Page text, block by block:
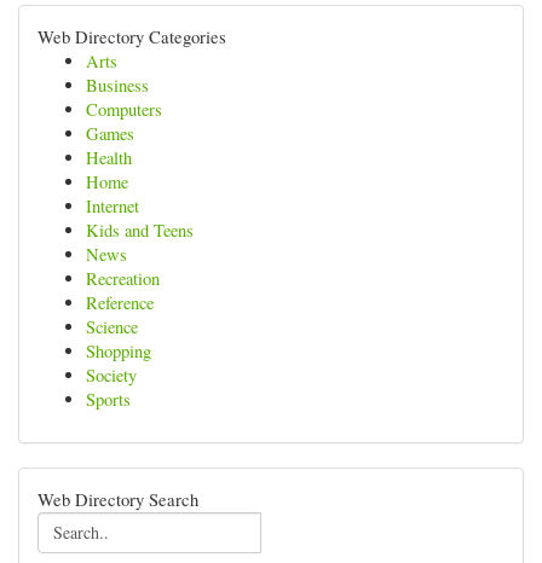
Web Directory Categories
Arts
Business
Computers
Games
Health
Home
Internet
Kids and Teens
News
Recreation
Reference
Science
Shopping
Society
Sports
Web Directory Search